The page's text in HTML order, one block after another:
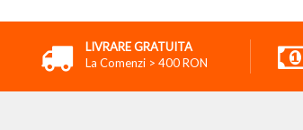
LIVRARE GRATUITA
La Comenzi > 400 RON